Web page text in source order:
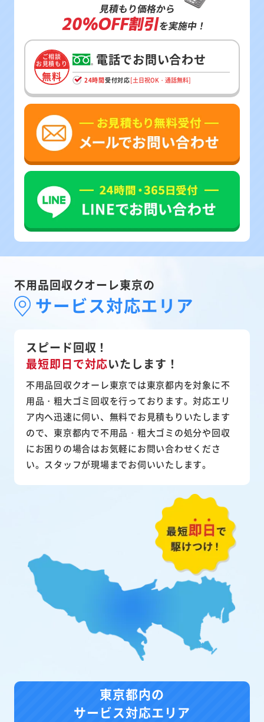
見積もり価格から
20%OFF割引を実施中！
ご相談
お見積もり
無料
電話でお問い合わせ
24時間受付対応[土日祝OK・通話無料]
不用品回収クオーレ東京の
サービス対応エリア
スピード回収！
最短即日で対応いたします！
不用品回収クオーレ東京では東京都内を対象に不
用品・粗大ゴミ回収を行っております。対応エリ
ア内へ迅速に伺い、無料でお見積もりいたします
ので、東京都内で不用品・粗大ゴミの処分や回収
にお困りの場合はお気軽にお問い合わせくださ
い。スタッフが現場までお伺いいたします。
東京都内の
サービス対応エリア